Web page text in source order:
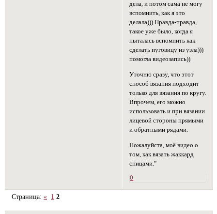
дела, и потом сама не могу
вспомнить, как я это
делала))) Правда-правда,
такое уже было, когда я
пыталась вспомнить как
сделать пуговицу из узла)))
помогла видеозапись))
Уточню сразу, что этот
способ вязания подходит
только для вязания по кругу.
Впрочем, его можно
использовать и при вязании
лицевой стороны прямыми
и обратными рядами.
Пожалуйста, моё видео о
том, как вязать жаккард
спицами."
0
Страница:« 1 2